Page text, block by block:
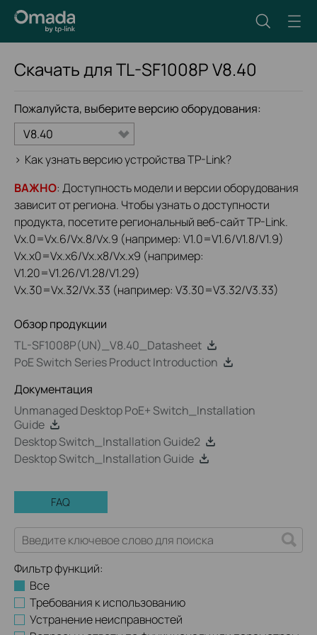
Скачать дляTL-SF1008PV8.40
Пожалуйста, выберите версию оборудования:
V8.40
> Как узнать версию устройства TP-Link?
ВАЖНО: Доступность модели и версии оборудования
зависит от региона. Чтобы узнать о доступности
продукта, посетите региональный веб-сайт TP-Link.
Vx.0=Vx.6/Vx.8/Vx.9 (например: V1.0=V1.6/V1.8/V1.9)
Vx.x0=Vx.x6/Vx.x8/Vx.x9 (например:
V1.20=V1.26/V1.28/V1.29)
Vx.30=Vx.32/Vx.33 (например: V3.30=V3.32/V3.33)
Обзор продукции
TL-SF1008P(UN)_V8.40_Datasheet
PoE Switch Series Product Introduction
Документация
Unmanaged Desktop PoE+ Switch_Installation
Guide
Desktop Switch_Installation Guide2
Desktop Switch_Installation Guide
FAQ
Фильтр функций:
Все
Требования к использованию
Устранение неисправностей